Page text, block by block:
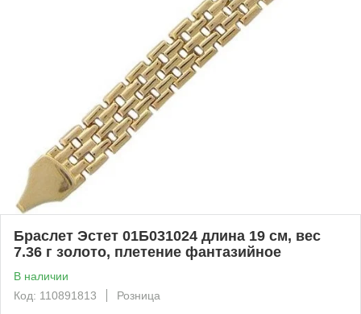
Браслет Эстет 01Б031024 длина 19 см, вес
7.36 г золото, плетение фантазийное
В наличии
Код: 110891813
Розница